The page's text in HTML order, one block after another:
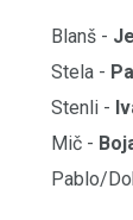
Blanš -
Stela -
Stenli -
Mič -
Pablo/